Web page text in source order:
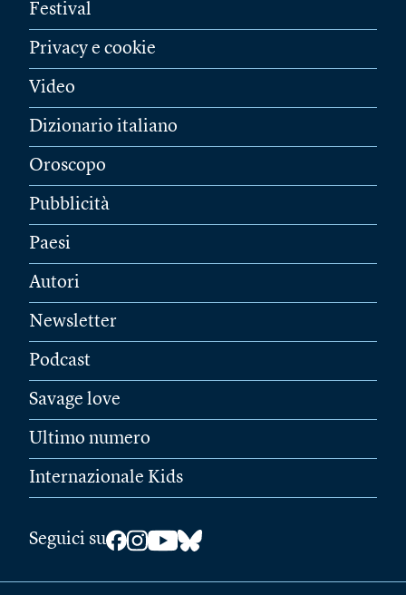
Festival
Privacy e cookie
Video
Dizionario italiano
Oroscopo
Pubblicità
Paesi
Autori
Newsletter
Podcast
Savage love
Ultimo numero
Internazionale Kids
Seguici su